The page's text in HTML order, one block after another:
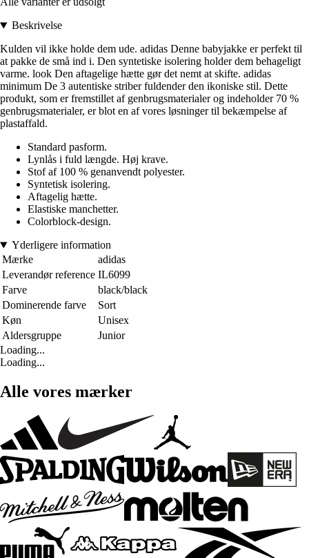
Beskrivelse
Kulden vil ikke holde dem ude. adidas Denne babyjakke er perfekt til
at pakke de små ind i. Den syntetiske isolering holder dem behageligt
varme. look Den aftagelige hætte gør det nemt at skifte. adidas
minimum De 3 autentiske striber fuldender den ikoniske stil. Dette
produkt, som er fremstillet af genbrugsmaterialer og indeholder 70 %
genbrugsmaterialer, er blot en af vores løsninger til bekæmpelse af
plastaffald.
Standard pasform.
Lynlås i fuld længde. Høj krave.
Stof af 100 % genanvendt polyester.
Syntetisk isolering.
Aftagelig hætte.
Elastiske manchetter.
Colorblock-design.
Yderligere information
Mærke
adidas
Leverandør reference IL6099
Farve
black/black
Dominerende farve
Sort
Køn
Unisex
Aldersgruppe
Junior
Loading...
Loading...
Alle vores mærker